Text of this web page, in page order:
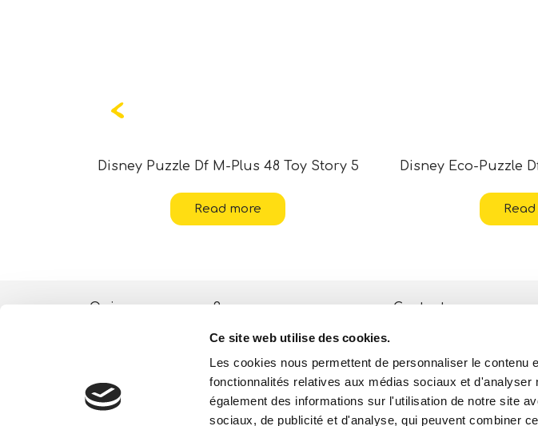
Ce site web utilise des cookies.
Les cookies nous permettent de personnaliser le contenu
fonctionnalités relatives aux médias sociaux et d'analyser
également des informations sur l'utilisation de notre site
sociaux, de publicité et d'analyse, qui peuvent combiner
Disney Puzzle Df M-Plus 48 Toy Story 5
Read more
Disney Eco-Puzzle
Qui sommes-nous?
Boutique
Contacts
Politique de